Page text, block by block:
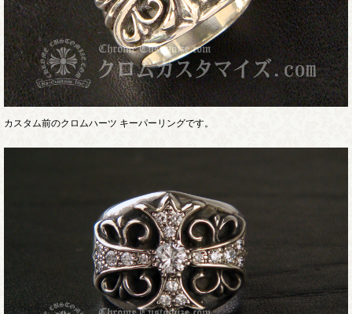
カスタム前のクロムハーツ キーパーリングです。